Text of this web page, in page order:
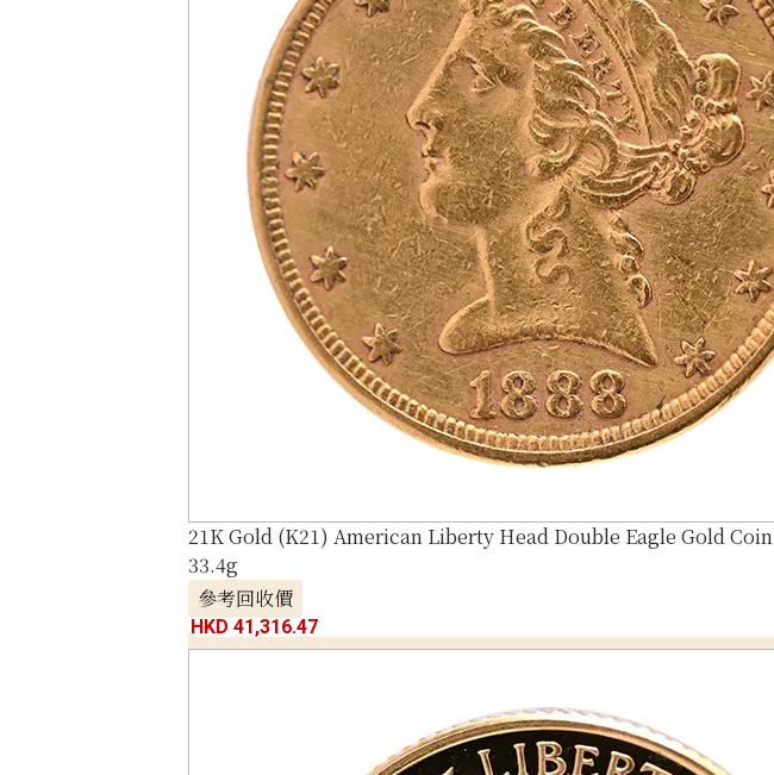
21K Gold (K21) American Liberty Head Double Eagle Gold Coin
33.4g
參考回收價
HKD 41,316.47